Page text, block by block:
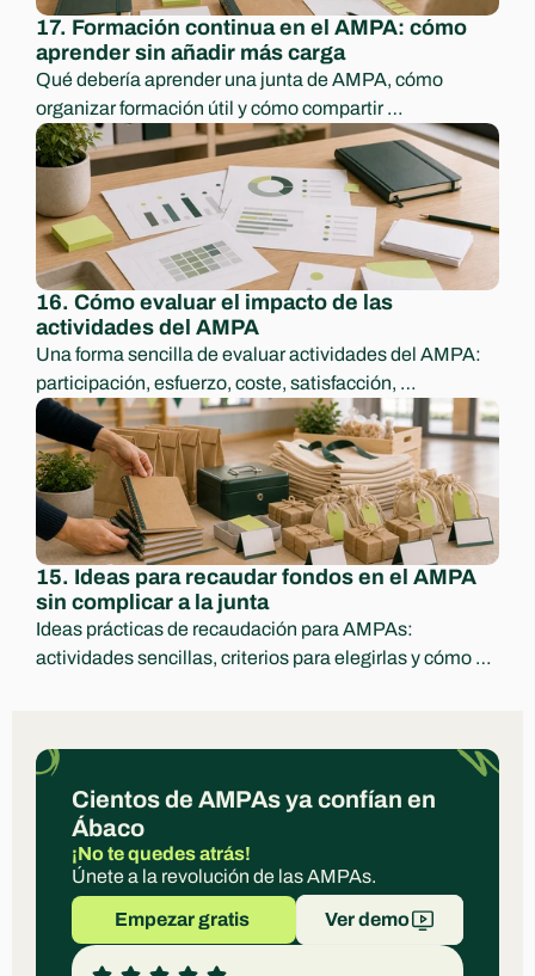
Cientos de AMPAs ya confían en
Ábaco
¡No te quedes atrás!
Únete a la revolución de las AMPAs.
Empezar gratis Ver demo
17. Formación continua en el AMPA: cómo
aprender sin añadir más carga
Qué debería aprender una junta de AMPA, cómo
organizar formación útil y cómo compartir
conocimiento para no depender de una sola persona.
16. Cómo evaluar el impacto de las
actividades del AMPA
Una forma sencilla de evaluar actividades del AMPA:
participación, esfuerzo, coste, satisfacción,
aprendizajes y decisiones para el curso siguiente.
15. Ideas para recaudar fondos en el AMPA
sin complicar a la junta
Ideas prácticas de recaudación para AMPAs:
actividades sencillas, criterios para elegirlas y cómo